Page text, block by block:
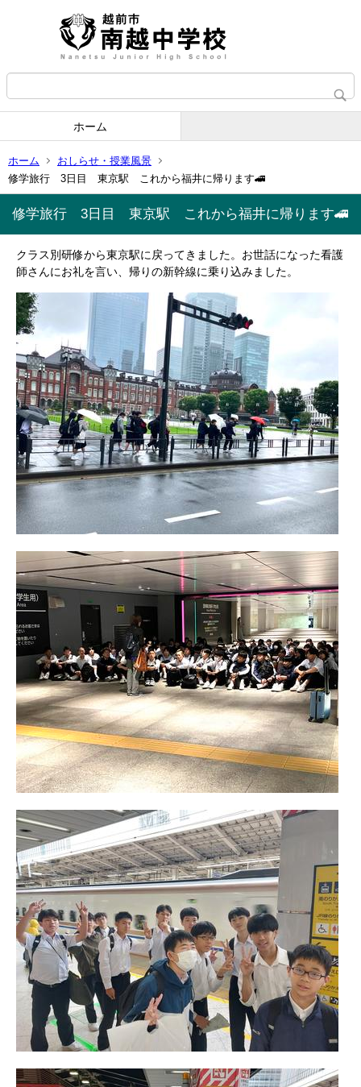
ホーム
ホーム
おしらせ・授業風景
修学旅行 3日目 東京駅 これから福井に帰ります🚄
修学旅行 3日目 東京駅 これから福井に帰ります🚄
クラス別研修から東京駅に戻ってきました。お世話になった看護
師さんにお礼を言い、帰りの新幹線に乗り込みました。